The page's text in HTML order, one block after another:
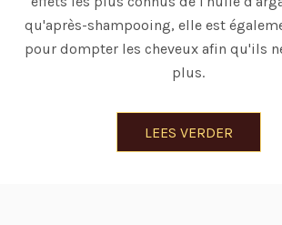
qu'après-shampooing, elle est
pour dompter les cheveux afin qu'ils
plus.
LEES VERDER